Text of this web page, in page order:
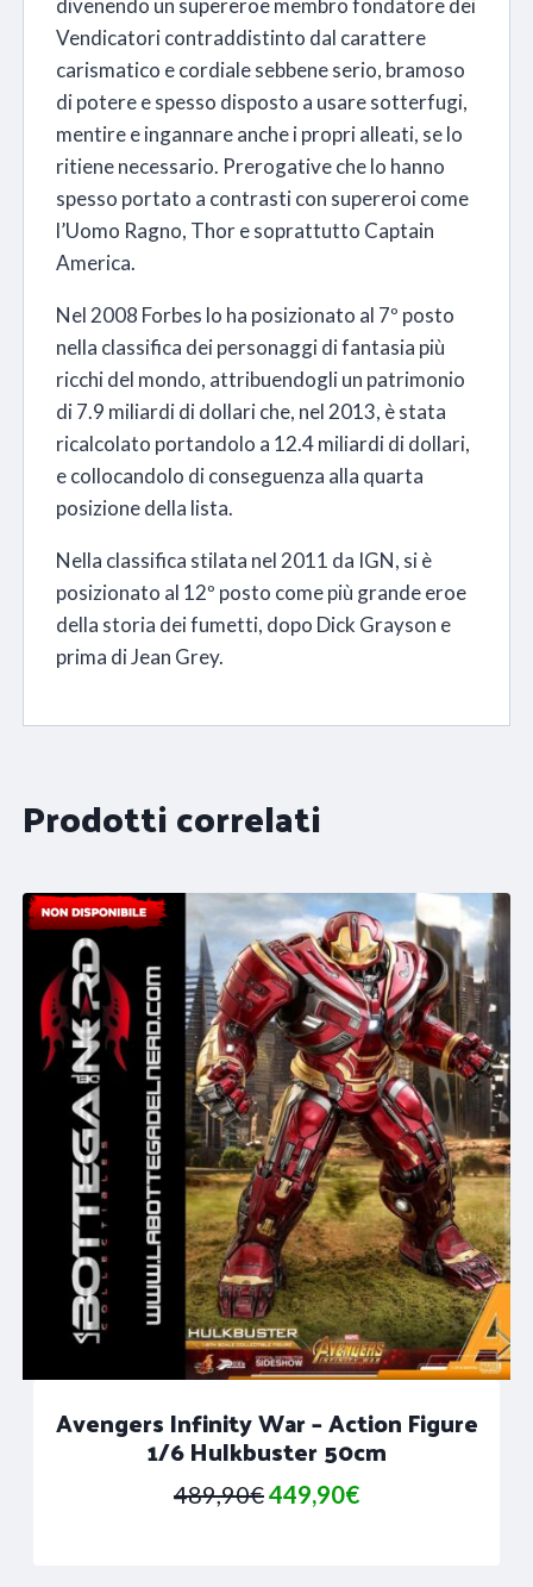
Vendicatori contraddistinto dal carattere
carismatico e cordiale sebbene serio, bramoso
di potere e spesso disposto a usare sotterfugi,
mentire e ingannare anche i propri alleati, se lo
ritiene necessario. Prerogative che lo hanno
spesso portato a contrasti con supereroi come
l’Uomo Ragno, Thor e soprattutto Captain
America.
Nel 2008 Forbes lo ha posizionato al 7º posto
nella classifica dei personaggi di fantasia più
ricchi del mondo, attribuendogli un patrimonio
di 7.9 miliardi di dollari che, nel 2013, è stata
ricalcolato portandolo a 12.4 miliardi di dollari,
e collocandolo di conseguenza alla quarta
posizione della lista.
Nella classifica stilata nel 2011 da IGN, si è
posizionato al 12º posto come più grande eroe
della storia dei fumetti, dopo Dick Grayson e
prima di Jean Grey.
Prodotti correlati
Avengers Infinity War – Action Figure
1/6 Hulkbuster 50cm
489,90€Il
449,90€Il